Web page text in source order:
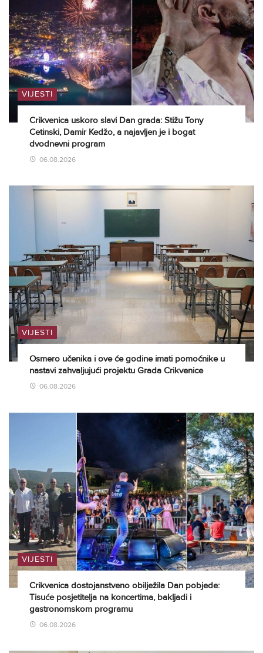
VIJESTI
Crikvenica uskoro slavi Dan grada: Stižu Tony
Cetinski, Damir Kedžo, a najavljen je i bogat
dvodnevni program
06.08.2026
VIJESTI
Osmero učenika i ove će godine imati pomoćnike u
nastavi zahvaljujući projektu Grada Crikvenice
06.08.2026
VIJESTI
Crikvenica dostojanstveno obilježila Dan pobjede:
Tisuće posjetitelja na koncertima, bakljadi i
gastronomskom programu
06.08.2026